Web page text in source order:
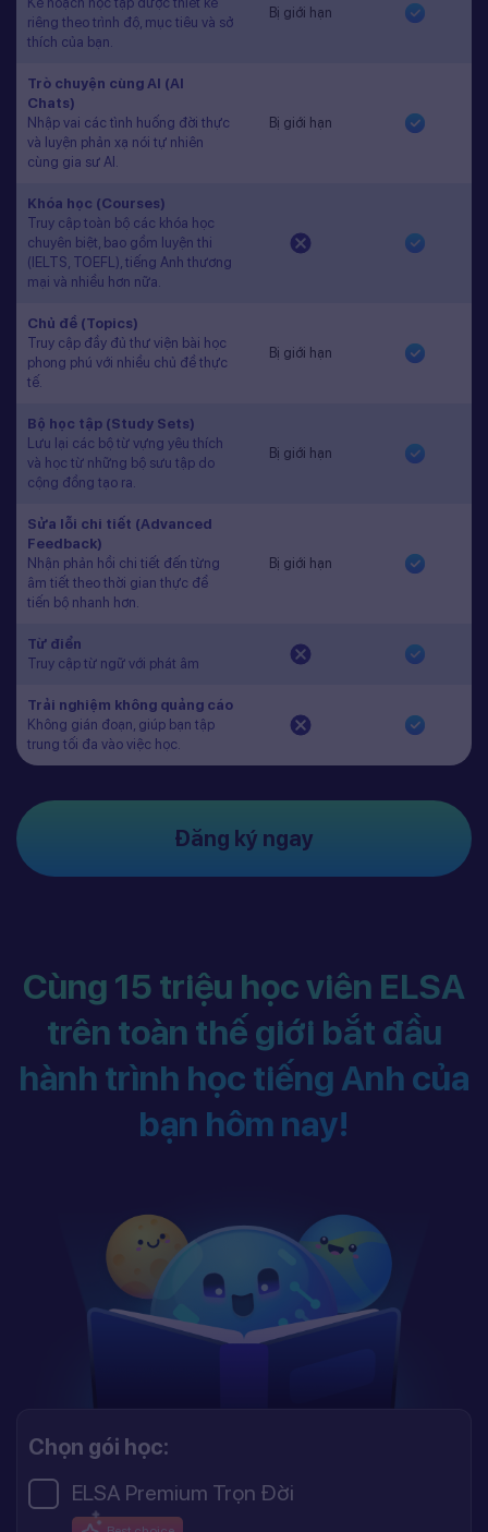
riêng theo trình độ, mục tiêu và sở
thích của bạn.
Bị giới hạn
Trò chuyện cùng AI (AI
Chats)
Nhập vai các tình huống đời thực
và luyện phản xạ nói tự nhiên
cùng gia sư AI.
Bị giới hạn
Khóa học (Courses)
Truy cập toàn bộ các khóa học
chuyên biệt, bao gồm luyện thi
(IELTS, TOEFL), tiếng Anh thương
mại và nhiều hơn nữa.
Chủ đề (Topics)
Truy cập đầy đủ thư viện bài học
phong phú với nhiều chủ đề thực
tế.
Bị giới hạn
Bộ học tập (Study Sets)
Lưu lại các bộ từ vựng yêu thích
và học từ những bộ sưu tập do
cộng đồng tạo ra.
Bị giới hạn
Sửa lỗi chi tiết (Advanced
Feedback)
Nhận phản hồi chi tiết đến từng
âm tiết theo thời gian thực để
tiến bộ nhanh hơn.
Bị giới hạn
Từ điển
Truy cập từ ngữ với phát âm
Trải nghiệm không quảng cáo
Không gián đoạn, giúp bạn tập
trung tối đa vào việc học.
Đăng ký ngay
Cùng 15 triệu học viên ELSA
trên toàn thế giới bắt đầu
hành trình học tiếng Anh của
bạn hôm nay!
Chọn gói học:
ELSA Premium Trọn Đời